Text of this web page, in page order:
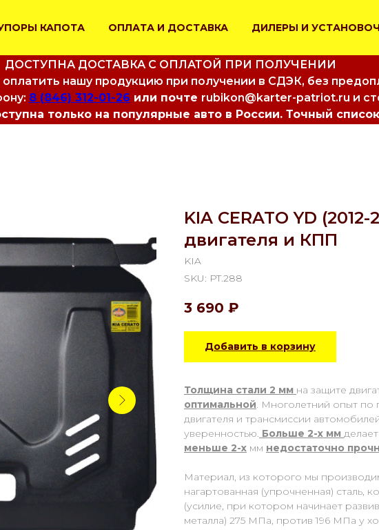
КАПОТА ОПЛАТА И ДОСТАВКА ДИЛЕРЫ И
ДОСТУПНА ДОСТАВКА С ОПЛАТОЙ ПРИ ПОЛУЧЕНИИ
нашу продукцию при получении в СДЭК, без
8 (846) 312-01-26 или почте rubikon@karter-patriot.ru и
только на популярные авто в России. Точный
KIA CERATO YD
двигателя и КПП
KIA
SKU: PT.288
3 690 ₽
Добавить в корзину
Толщина стали 2 мм на защите
оптимальной. Многолетний опыт по
двигателя и трансмиссии
уверенностью. Больше 2-х мм
меньше 2-х мм недостаточно
Материал, из которого мы
нагартованная (упрочненная) сталь,
(усилие, при котором начинает
металла) 275 МПа, против 196 МПа у